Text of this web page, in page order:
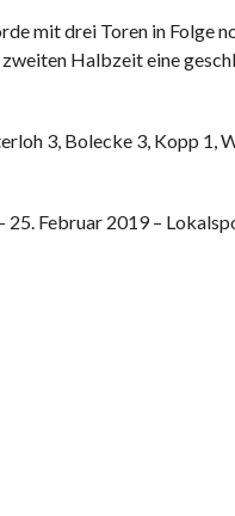
mit drei Toren in Folge
Halbzeit eine
3, Bolecke 3, Kopp 1,
Februar 2019 –